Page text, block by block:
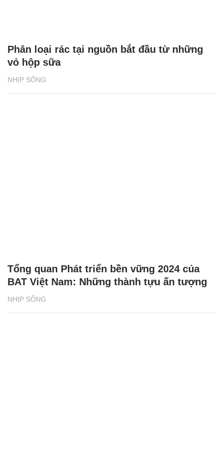
NHỊP SỐNG
Phân loại rác tại nguồn bắt đầu từ những
vỏ hộp sữa
NHỊP SỐNG
Tổng quan Phát triển bền vững 2024 của
BAT Việt Nam: Những thành tựu ấn tượng